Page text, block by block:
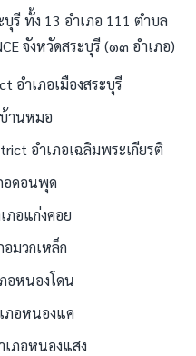
รี ทั้ง 13 อำเภอ 111 ตำบล
จังหวัดสระบุรี (๑๓ อำเภอ)
อำเภอเมืองสระบุรี
านหมอ
อำเภอเฉลิมพระเกียรติ
อดอนพุด
ภอแก่งคอย
มวกเหล็ก
อหนองโดน
ภอหนองแค
เภอหนองแสง